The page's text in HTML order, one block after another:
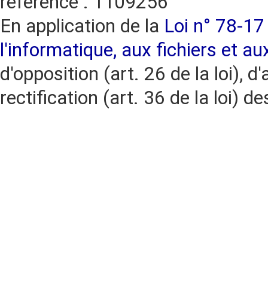
En application de la Loi n° 78-
l'informatique, aux fichiers et
d'opposition (art. 26 de la loi),
rectification (art. 36 de la loi)